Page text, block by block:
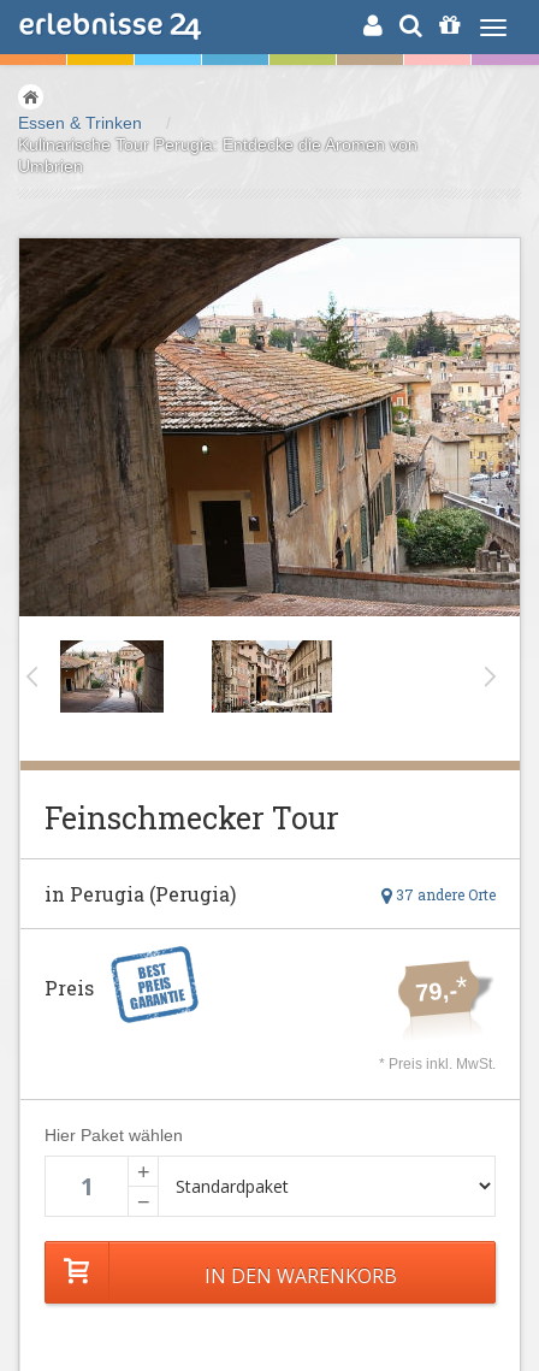
ERLEBNISSUCHE
Essen & Trinken
/
Kulinarische Tour Perugia: Entdecke die Aromen von
Umbrien
Feinschmecker Tour
37 andere Orte
in Perugia (Perugia)
79,-*
Preis
* Preis inkl. MwSt.
Hier Paket wählen
+
−